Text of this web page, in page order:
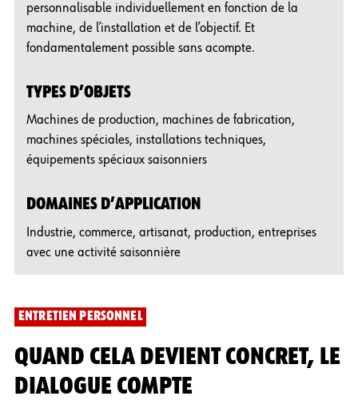
personnalisable individuellement en fonction de la
machine, de l’installation et de l’objectif. Et
fondamentalement possible sans acompte.
TYPES D’OBJETS
Machines de production, machines de fabrication,
machines spéciales, installations techniques,
équipements spéciaux saisonniers
DOMAINES D’APPLICATION
Industrie, commerce, artisanat, production, entreprises
avec une activité saisonnière
ENTRETIEN PERSONNEL
QUAND CELA DEVIENT CONCRET, LE
DIALOGUE COMPTE